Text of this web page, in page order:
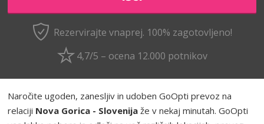
Rezervirajte vnaprej. 100% zagotovljeno!
4,7/5 – ocena 12.000 potnikov
Naročite ugoden, zanesljiv in udoben GoOpti prevoz na
relaciji Nova Gorica - Slovenija že v nekaj minutah. GoOpti